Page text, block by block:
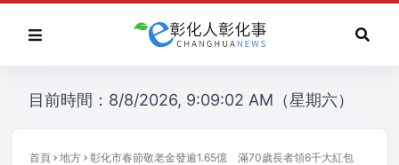
目前時間：8/8/2026, 9:09:02 AM（星期六）
首頁 地方 彰化市春節敬老金發逾1.65億 滿70歲長者領6千大紅包